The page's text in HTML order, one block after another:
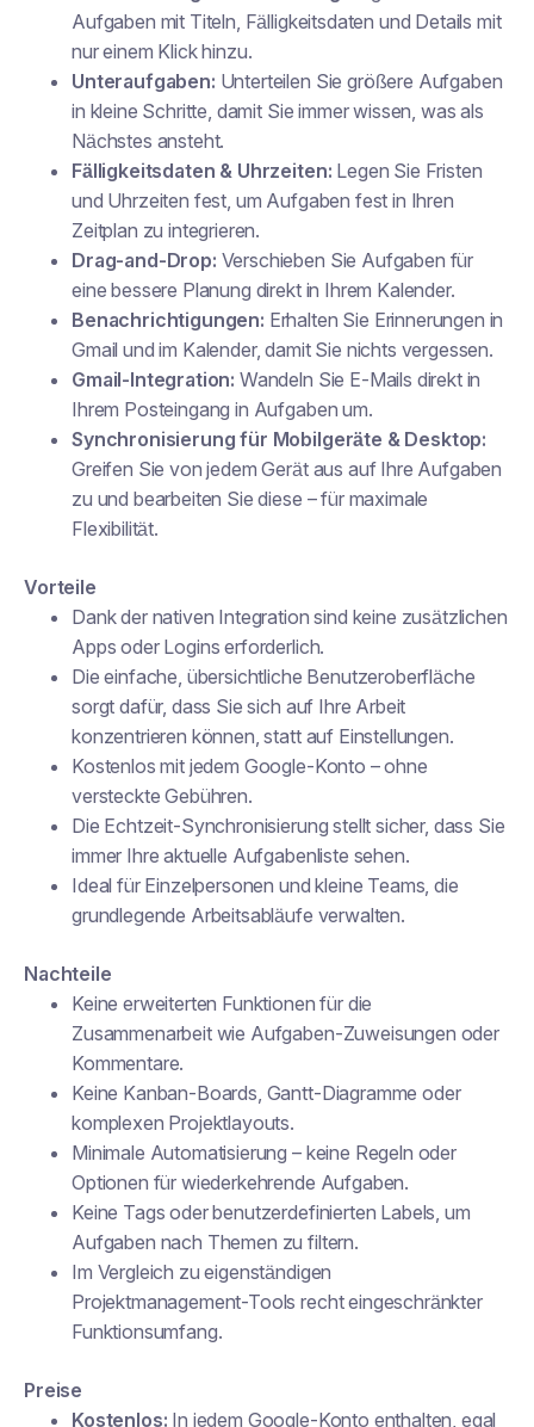
Aufgaben mit Titeln, Fälligkeitsdaten und Details mit
nur einem Klick hinzu.
Unteraufgaben: Unterteilen Sie größere Aufgaben
in kleine Schritte, damit Sie immer wissen, was als
Nächstes ansteht.
Fälligkeitsdaten & Uhrzeiten: Legen Sie Fristen
und Uhrzeiten fest, um Aufgaben fest in Ihren
Zeitplan zu integrieren.
Drag-and-Drop: Verschieben Sie Aufgaben für
eine bessere Planung direkt in Ihrem Kalender.
Benachrichtigungen: Erhalten Sie Erinnerungen in
Gmail und im Kalender, damit Sie nichts vergessen.
Gmail-Integration: Wandeln Sie E-Mails direkt in
Ihrem Posteingang in Aufgaben um.
Synchronisierung für Mobilgeräte & Desktop:
Greifen Sie von jedem Gerät aus auf Ihre Aufgaben
zu und bearbeiten Sie diese – für maximale
Flexibilität.
Vorteile
Dank der nativen Integration sind keine zusätzlichen
Apps oder Logins erforderlich.
Die einfache, übersichtliche Benutzeroberfläche
sorgt dafür, dass Sie sich auf Ihre Arbeit
konzentrieren können, statt auf Einstellungen.
Kostenlos mit jedem Google-Konto – ohne
versteckte Gebühren.
Die Echtzeit-Synchronisierung stellt sicher, dass Sie
immer Ihre aktuelle Aufgabenliste sehen.
Ideal für Einzelpersonen und kleine Teams, die
grundlegende Arbeitsabläufe verwalten.
Nachteile
Keine erweiterten Funktionen für die
Zusammenarbeit wie Aufgaben-Zuweisungen oder
Kommentare.
Keine Kanban-Boards, Gantt-Diagramme oder
komplexen Projektlayouts.
Minimale Automatisierung – keine Regeln oder
Optionen für wiederkehrende Aufgaben.
Keine Tags oder benutzerdefinierten Labels, um
Aufgaben nach Themen zu filtern.
Im Vergleich zu eigenständigen
Projektmanagement-Tools recht eingeschränkter
Funktionsumfang.
Preise
Kostenlos: In jedem Google-Konto enthalten, egal